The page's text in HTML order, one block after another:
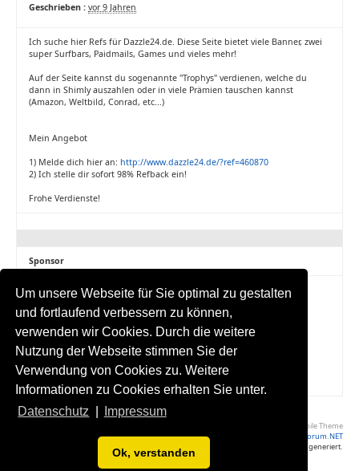
Um unsere Webseite für Sie optimal zu gestalten
und fortlaufend verbessern zu können,
verwenden wir Cookies. Durch die weitere
Nutzung der Webseite stimmen Sie der
Verwendung von Cookies zu. Weitere
Informationen zu Cookies erhalten Sie unter.
Datenschutz
Impressum
Ok, verstanden
Geschrieben : vor 9 Jahren
Ich suche hier Refs für Dazzle24.de. Diese Seite bietet viele Banner, zwei
super Surfbars, Paidmails, Games und vieles mehr!
Auf der Seite kannst du sogenannte "Trophys" verdienen, welche du
dann in Shimly auszahlen oder in viele Prämien tauschen kannst
(Amazon, Weltbild, Conrad, etc...)
Mein Angebot
1) Melde dich hier an: http://www.dazzle24.de/?ref=460870
2) Ich stelle dir sofort 98% Refback ein!
Frohe Verdienste!
Sponsor
Yaf Mobile Theme
Powered by YAF.NET|YAF.NET © 2003-2026, Yet Another Forum.NET
Diese Seite wurde in 0.036 Sekunden generiert.